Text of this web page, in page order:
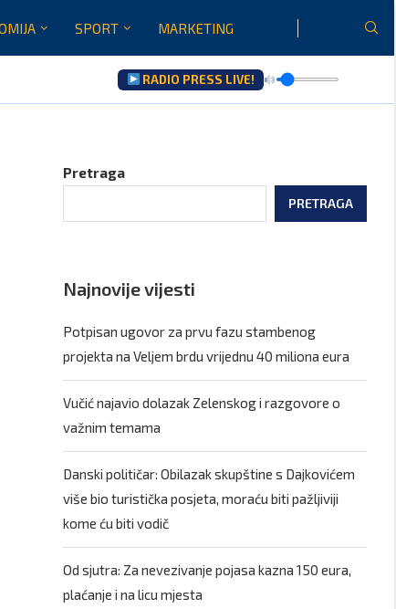
SPORT MARKETING
RADIO PRESS LIVE!
Pretraga
PRETRAGA
Najnovije vijesti
Potpisan ugovor za prvu fazu stambenog
projekta na Veljem brdu vrijednu 40 miliona eura
Vučić najavio dolazak Zelenskog i razgovore o
važnim temama
Danski političar: Obilazak skupštine s Dajkovićem
više bio turistička posjeta, moraću biti pažljiviji
kome ću biti vodič
Od sjutra: Za nevezivanje pojasa kazna 150 eura,
plaćanje i na licu mjesta